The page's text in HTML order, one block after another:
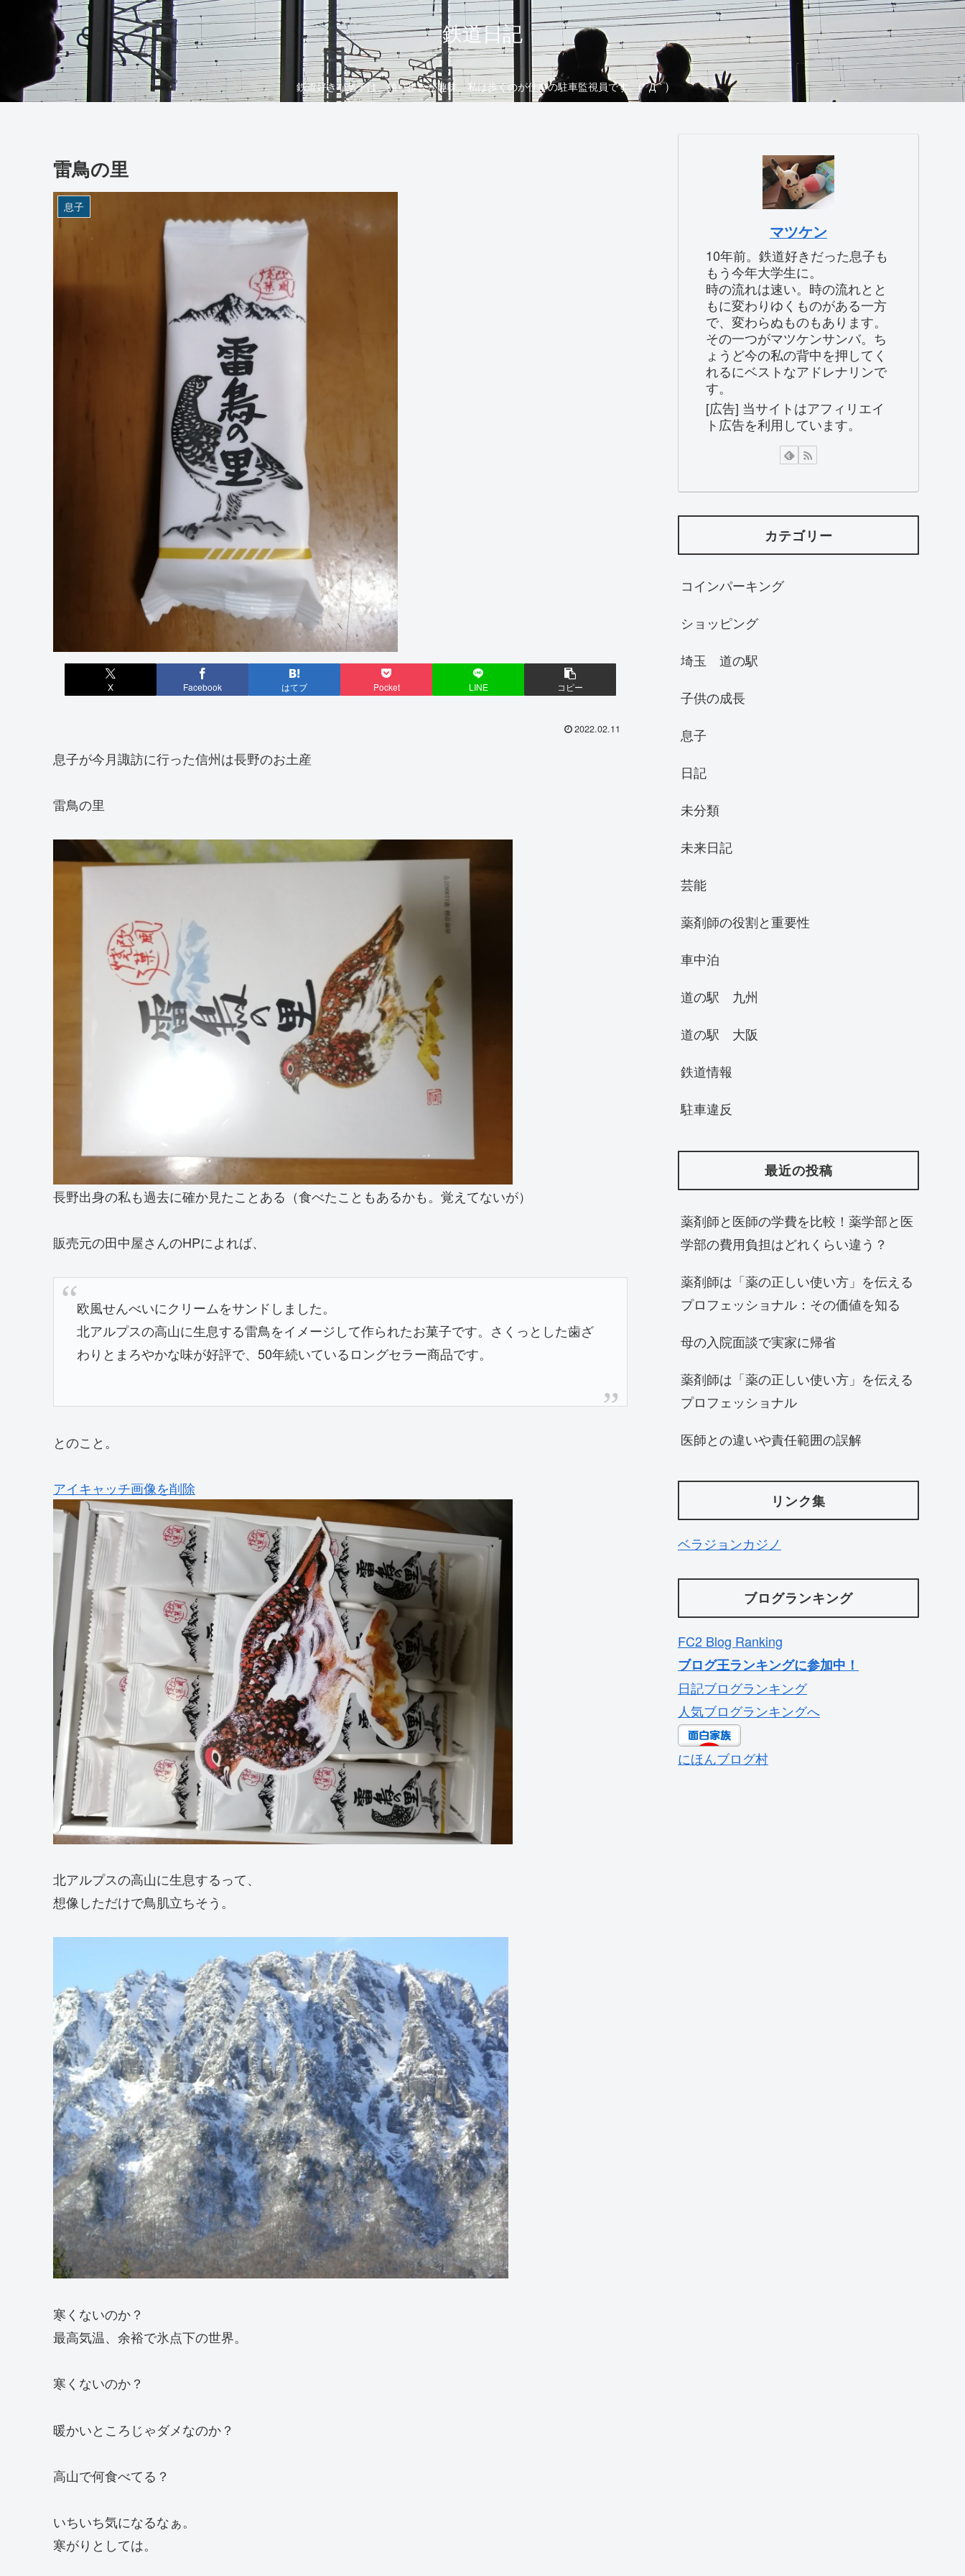
鉄道日記
鉄道好きな息子は、独り歩きが趣味。私は歩くのが仕事の駐車監視員です。(*´Д｀)
雷鳥の里
息子
X Facebook はてブ Pocket LINE コピー
2022.02.11
息子が今月諏訪に行った信州は長野のお土産
雷鳥の里
長野出身の私も過去に確か見たことある（食べたこともあるかも。覚えてないが）
販売元の田中屋さんのHPによれば、
欧風せんべいにクリームをサンドしました。
北アルプスの高山に生息する雷鳥をイメージして作られたお菓子です。さくっとした歯ざ
わりとまろやかな味が好評で、50年続いているロングセラー商品です。
とのこと。
アイキャッチ画像を削除
北アルプスの高山に生息するって、
想像しただけで鳥肌立ちそう。
寒くないのか？
最高気温、余裕で氷点下の世界。
寒くないのか？
暖かいところじゃダメなのか？
高山で何食べてる？
いちいち気になるなぁ。
寒がりとしては。
マツケン
10年前。鉄道好きだった息子も
もう今年大学生に。
時の流れは速い。時の流れとと
もに変わりゆくものがある一方
で、変わらぬものもあります。
その一つがマツケンサンバ。ち
ょうど今の私の背中を押してく
れるにベストなアドレナリンで
す。
[広告] 当サイトはアフィリエイ
ト広告を利用しています。
カテゴリー
コインパーキング
ショッピング
埼玉 道の駅
子供の成長
息子
日記
未分類
未来日記
芸能
薬剤師の役割と重要性
車中泊
道の駅 九州
道の駅 大阪
鉄道情報
駐車違反
最近の投稿
薬剤師と医師の学費を比較！薬学部と医
学部の費用負担はどれくらい違う？
薬剤師は「薬の正しい使い方」を伝える
プロフェッショナル：その価値を知る
母の入院面談で実家に帰省
薬剤師は「薬の正しい使い方」を伝える
プロフェッショナル
医師との違いや責任範囲の誤解
リンク集
ベラジョンカジノ
ブログランキング
FC2 Blog Ranking
ブログ王ランキングに参加中！
日記ブログランキング
人気ブログランキングへ
にほんブログ村